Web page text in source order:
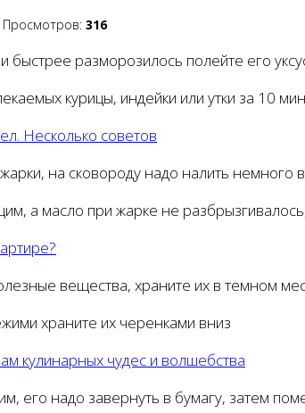
Просмотров: 316
разморозилось полейте его
курицы, индейки или утки за 10
Несколько советов
на сковороду надо налить немного
а масло при жарке не
вещества, храните их в темном
храните их черенками вниз
кулинарных чудес и волшебства
его надо завернуть в бумагу, затем